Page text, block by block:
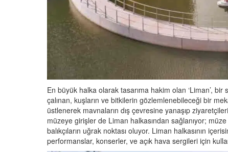
En büyük halka olarak tasarıma hakim olan ‘Liman’,
çalınan, kuşların ve bitkilerin gözlemlenebileceği bir
üstlenerek mavnaların dış çevresine yanaşıp
müzeye girişler de Liman halkasından sağlanıyor;
balıkçıların uğrak noktası oluyor. Liman halkasının
performanslar, konserler, ve açık hava sergileri için